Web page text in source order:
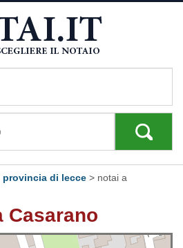
provincia di lecce > notai a
Casarano